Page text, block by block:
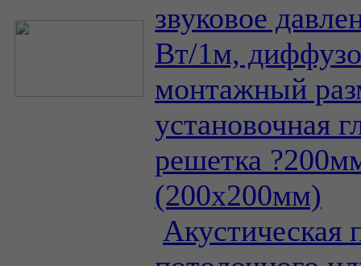
звуковое
Вт/1м,
монтажный
установочная
решетка
(200х200мм)
Акустическая